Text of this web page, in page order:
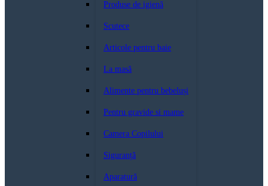
Produse de igienă
Scutece
Articole pentru baie
La masă
Alimente pentru bebeluși
Pentru gravide si mame
Camera Copilului
Siguranță
Aparatură